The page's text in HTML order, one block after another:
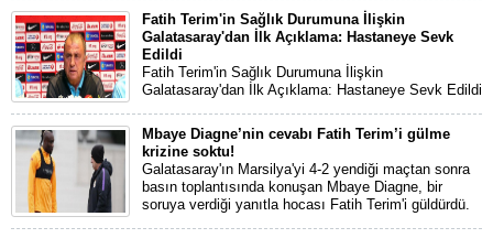
Fatih Terim'in Sağlık Durumuna İlişkin
Galatasaray'dan İlk Açıklama: Hastaneye Sevk
Edildi
Fatih Terim'in Sağlık Durumuna İlişkin
Galatasaray'dan İlk Açıklama: Hastaneye Sevk Edildi
Mbaye Diagne’nin cevabı Fatih Terim’i gülme
krizine soktu!
Galatasaray'ın Marsilya'yi 4-2 yendiği maçtan sonra
basın toplantısında konuşan Mbaye Diagne, bir
soruya verdiği yanıtla hocası Fatih Terim'i güldürdü.